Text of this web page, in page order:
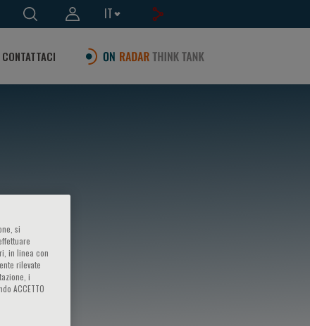
IT
CONTATTACI
si
in linea con
rilevate
i
ACCETTO